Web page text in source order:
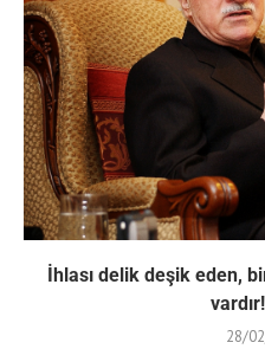
İhlası delik deşik eden,
28/